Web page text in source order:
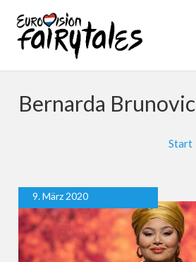
Bernarda Brunovic
Start
9. März 2020